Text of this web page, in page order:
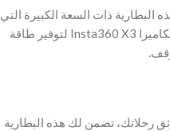
ذات السعة الكبيرة التي
تبلغ 1800 مللي أمبير. صُممت خصيصاً لكاميرا Insta360 X3 لتوفير طاقة
رحلاتك، تضمن لك هذه البطارية